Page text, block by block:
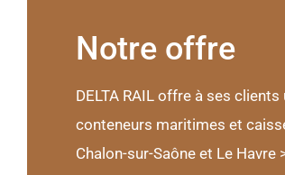
Notre offre
DELTA RAIL offre à ses
conteneurs maritimes et
Chalon-sur-Saône et Le Havre